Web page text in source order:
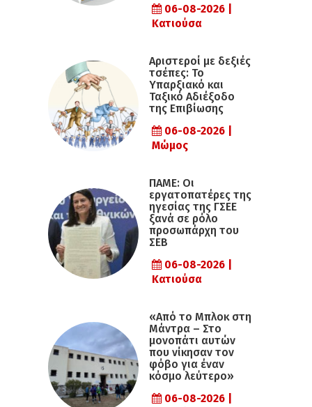
06-08-2026 |
Κατιούσα
Αριστεροί με δεξιές
τσέπες: Το
Υπαρξιακό και
Ταξικό Αδιέξοδο
της Επιβίωσης
06-08-2026 |
Μώμος
ΠΑΜΕ: Οι
εργατοπατέρες της
ηγεσίας της ΓΣΕΕ
ξανά σε ρόλο
προσωπάρχη του
ΣΕΒ
06-08-2026 |
Κατιούσα
«Από το Μπλοκ στη
Μάντρα – Στο
μονοπάτι αυτών
που νίκησαν τον
φόβο για έναν
κόσμο λεύτερο»
06-08-2026 |